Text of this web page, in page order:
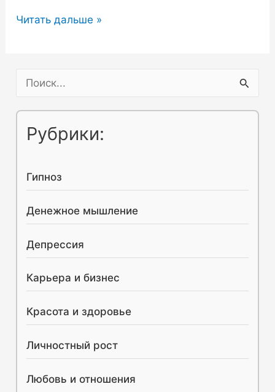
Как
фотографироваться,
как
избавиться
дисморфофобии?
Читать дальше »
Рубрики:
Гипноз
Денежное мышление
Депрессия
Карьера и бизнес
Красота и здоровье
Личностный рост
Любовь и отношения